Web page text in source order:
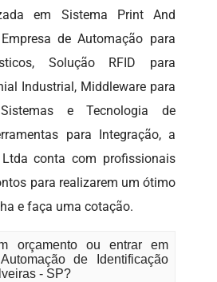
em Sistema Print And
de Automação para
Solução RFID para
Industrial, Middleware para
e Tecnologia de
para Integração, a
Ltda conta com profissionais
para realizarem um ótimo
e faça uma cotação.
orçamento ou entrar em
de Identificação
- SP?